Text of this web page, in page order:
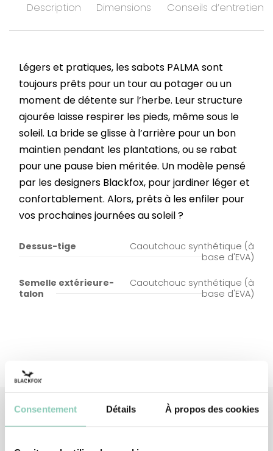
Consentement Détails À propos des cookies
Description Dimensions Conseils d’entretien
Légers et pratiques, les sabots PALMA sont
toujours prêts pour un tour au potager ou un
moment de détente sur l’herbe. Leur structure
ajourée laisse respirer les pieds, même sous le
soleil. La bride se glisse à l’arrière pour un bon
maintien pendant les plantations, ou se rabat
pour une pause bien méritée. Un modèle pensé
par les designers Blackfox, pour jardiner léger et
confortablement. Alors, prêts à les enfiler pour
vos prochaines journées au soleil ?
Dessus-tige
Caoutchouc synthétique (à
base d'EVA)
Semelle extérieure-
talon
Caoutchouc synthétique (à
base d'EVA)
Produits